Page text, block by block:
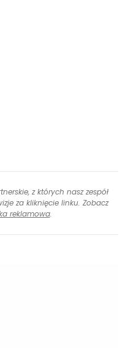
z których nasz zespół
za kliknięcie linku. Zobacz
reklamowa.